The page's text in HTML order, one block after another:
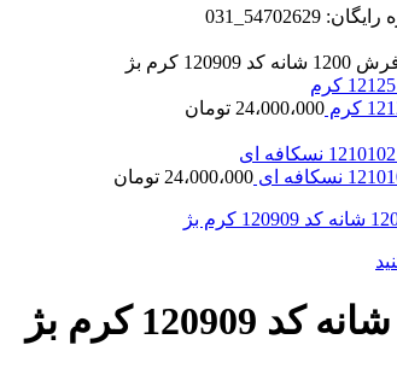
1200 شانه کد 120909 کرم بژ
24،000،000 تومان
24،000،000 تومان